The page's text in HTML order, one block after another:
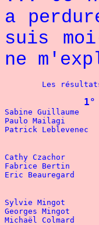
a
suis
ne
Les
1°
Sabine
Paulo Mailagi
Patrick
Cathy Czachor
Fabrice Bertin
Eric Beauregard
Sylvie Mingot		     ( F ,  56  , 100   ) : 123,20 pts
Georges Mingot
Michaël Colmard